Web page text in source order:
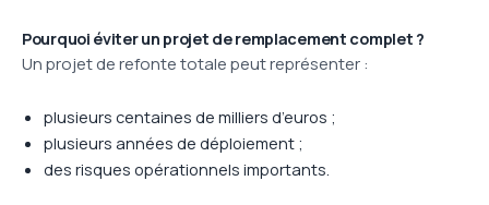
Pourquoi éviter un projet de remplacement complet ?
Un projet de refonte totale peut représenter :
plusieurs centaines de milliers d’euros ;
plusieurs années de déploiement ;
des risques opérationnels importants.